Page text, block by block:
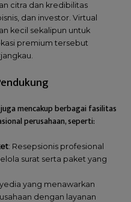
citra dan kredibilitas
dan investor. Virtual
kecil sekalipun untuk
premium tersebut
mencakup berbagai fasilitas
perusahaan, seperti:
: Resepsionis profesional
surat serta paket yang
yang menawarkan
dengan layanan